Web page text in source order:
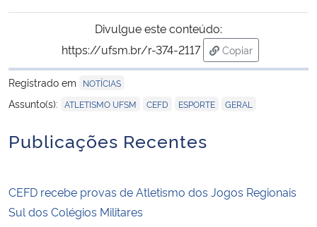
Divulgue este conteúdo:
https://ufsm.br/r-374-2117
Copiar
para área de
Registrado em
NOTÍCIAS
Assunto(s): ATLETISMO UFSM CEFD ESPORTE GERAL
Publicações Recentes
CEFD recebe provas de Atletismo dos Jogos Regionais
Sul dos Colégios Militares